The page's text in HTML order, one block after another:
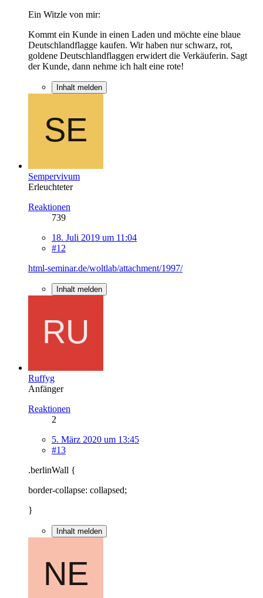
Ein Witzle von mir:
Kommt ein Kunde in einen Laden und möchte eine blaue
Deutschlandflagge kaufen. Wir haben nur schwarz, rot,
goldene Deutschlandflaggen erwidert die Verkäuferin. Sagt
der Kunde, dann nehme ich halt eine rote!
Inhalt melden
Sempervivum
Erleuchteter
Reaktionen
739
18. Juli 2019 um 11:04
#12
html-seminar.de/woltlab/attachment/1997/
Inhalt melden
Ruffyg
Anfänger
Reaktionen
2
5. März 2020 um 13:45
#13
.berlinWall {
border-collapse: collapsed;
}
Inhalt melden